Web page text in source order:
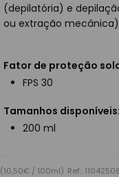
(depilatória) e
ou extração
Fator de proteção
FPS 30
Tamanhos disponíveis:
200 ml
(10,50€ / 100ml) Ref.: 11042508